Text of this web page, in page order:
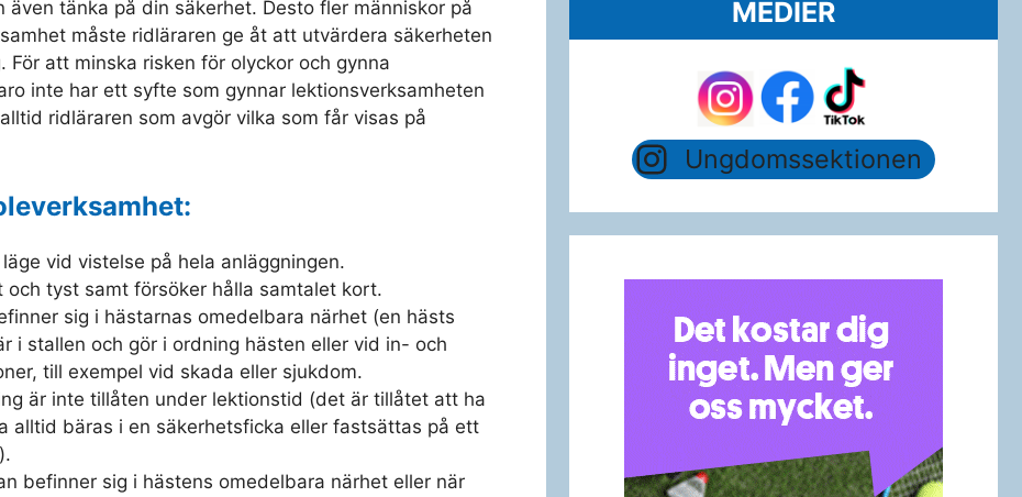
tänka på din säkerhet. Desto fler människor på
måste ridläraren ge åt att utvärdera säkerheten
att minska risken för olyckor och gynna
inte har ett syfte som gynnar lektionsverksamheten
ridläraren som avgör vilka som får visas på
vid vistelse på hela anläggningen.
tyst samt försöker hålla samtalet kort.
sig i hästarnas omedelbara närhet (en hästs
i stallen och gör i ordning hästen eller vid in- och
till exempel vid skada eller sjukdom.
är inte tillåten under lektionstid (det är tillåtet att ha
alltid bäras i en säkerhetsficka eller fastsättas på ett
befinner sig i hästens omedelbara närhet eller när
MEDIER
Ungdomssektionen